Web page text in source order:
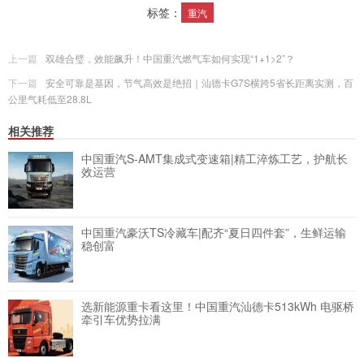
标签： 重汽
上一篇
双雄合璧，效能飙升！中国重汽燃气车如何实现“1+1>2”？
下一篇
安全可靠是基因，节气高效是绝招｜汕德卡G7S横跨5省长距离实测，百
公里气耗低至28.8L
相关推荐
中国重汽S-AMT集成式变速箱|精工淬炼工艺，护航长
效运营
中国重汽豪沃TS冷藏车|配齐“夏日四件套”，生鲜运输
稳创富
选新能源重卡看这里！中国重汽汕德卡513kWh 电驱桥
牵引车优势拉满